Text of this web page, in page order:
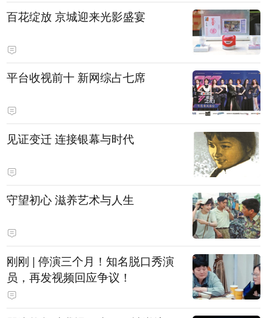
百花绽放 京城迎来光影盛宴
平台收视前十 新网综占七席
见证变迁 连接银幕与时代
守望初心 滋养艺术与人生
刚刚 | 停演三个月！知名脱口秀演
员，再发视频回应争议！